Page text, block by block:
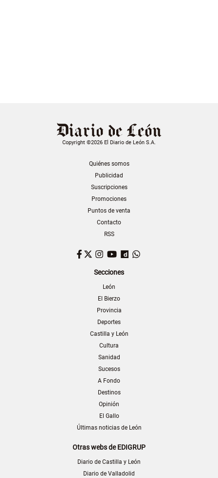
Copyright ©2026 El Diario de León S.A.
Quiénes somos
Publicidad
Suscripciones
Promociones
Puntos de venta
Contacto
RSS
Facebook
TwitterInstagram
YouTubeDailymotion
Secciones
León
El Bierzo
Provincia
Deportes
Castilla y León
Cultura
Sanidad
Sucesos
A Fondo
Destinos
Opinión
El Gallo
Últimas noticias de León
Otras webs de EDIGRUP
Diario de Castilla y León
Diario de Valladolid